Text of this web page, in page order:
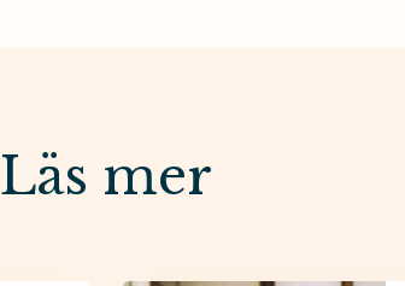
Läs mer